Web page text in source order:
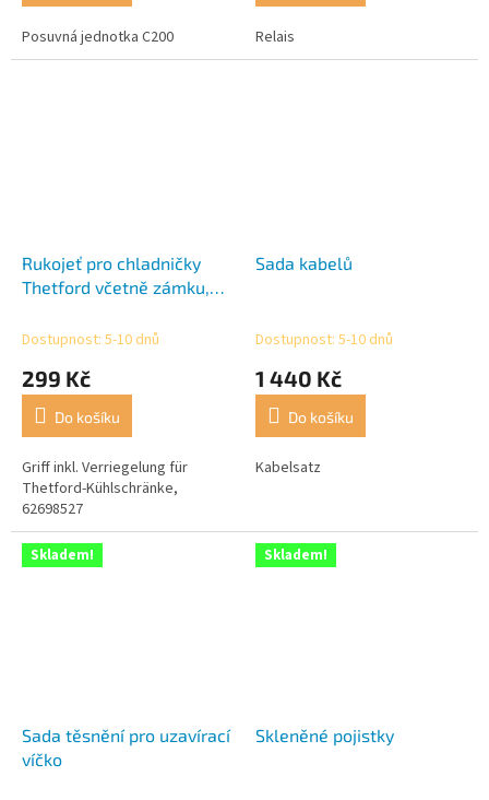
Posuvná jednotka C200 Relais
Rukojeť pro chladničky
Thetford včetně zámku,
Dostupnost: 5-10 dnů
299 Kč
Do košíku
Griff inkl. Verriegelung für
Thetford-Kühlschränke,
62698527
Sada kabelů
Dostupnost: 5-10 dnů
1 440 Kč
Do košíku
Kabelsatz
Skladem!
Sada těsnění pro uzavírací
víčko
Skladem!
Skleněné pojistky